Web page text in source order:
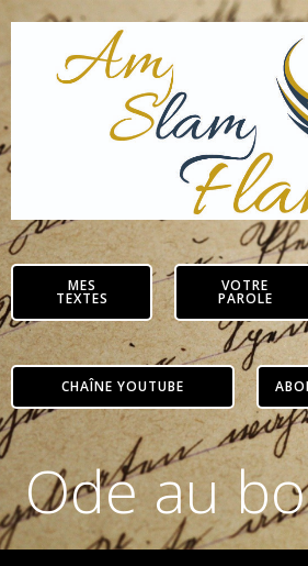
Aller
contenu
MES
TEXTES
VOTRE
PAROLE
CHAÎNE YOUTUBE
Ode au